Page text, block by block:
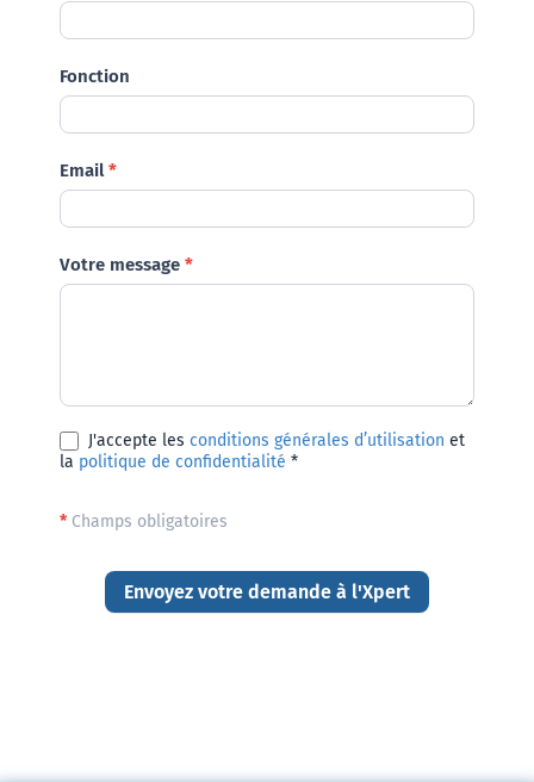
Fonction
Email*
Votre message *
J'accepte les conditions générales d’utilisation et
la politique de confidentialité *
*Champs obligatoires
Envoyez votre demande à l'Xpert